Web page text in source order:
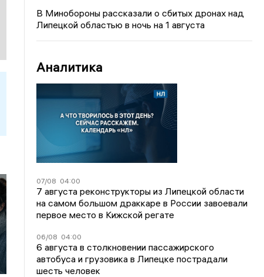
В Минобороны рассказали о сбитых дронах над
Липецкой областью в ночь на 1 августа
Аналитика
07/08 04:00
7 августа реконструкторы из Липецкой области
на самом большом драккаре в России завоевали
первое место в Кижской регате
06/08 04:00
6 августа в столкновении пассажирского
автобуса и грузовика в Липецке пострадали
шесть человек